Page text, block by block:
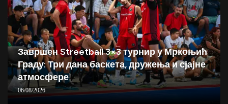
Завршен Streetball 3×3 турнир у Мркоњић
Граду: Три дана баскета, дружења и сјајне
атмосфере
06/08/2026